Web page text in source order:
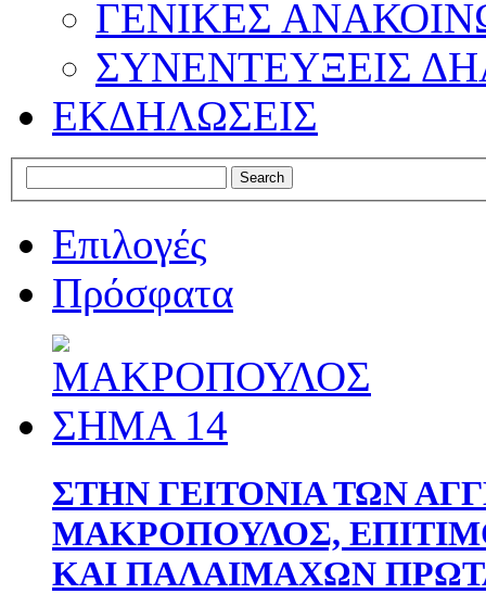
ΓΕΝΙΚΕΣ
ΣΥΝΕΝΤΕΥΞΕΙΣ
ΕΚΔΗΛΩΣΕΙΣ
Επιλογές
Πρόσφατα
ΣΤΗΝ ΓΕΙΤΟΝΙΑ ΤΩΝ
ΜΑΚΡΟΠΟΥΛΟΣ,
ΚΑΙ ΠΑΛΑΙΜΑΧΩΝ